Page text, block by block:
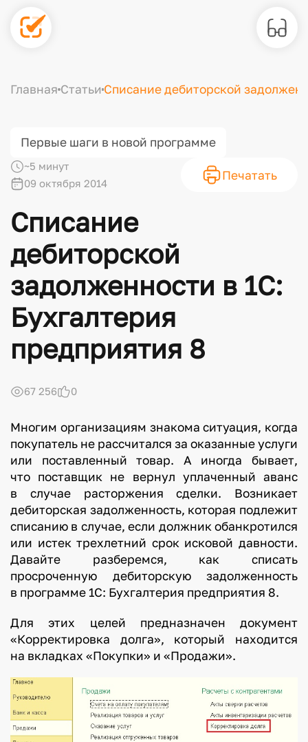
Главная Статьи Списание дебиторской
Первые шаги в новой программе
~5 минут
09 октября 2014
Печатать
Списание
дебиторской
задолженности в 1С:
Бухгалтерия
предприятия 8
67 256 0
Многим организациям знакома ситуация, когда
покупатель не рассчитался за оказанные услуги
или поставленный товар. А иногда бывает,
что поставщик не вернул уплаченный аванс
в случае расторжения сделки. Возникает
дебиторская задолженность, которая подлежит
списанию в случае, если должник обанкротился
или истек трехлетний срок исковой давности.
Давайте разберемся, как списать
просроченную дебиторскую задолженность
в программе 1С: Бухгалтерия предприятия 8.
Для этих целей предназначен документ
«Корректировка долга», который находится
на вкладках «Покупки» и «Продажи».